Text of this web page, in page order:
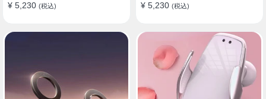
全機種対応
¥ 5,230 (税込)
イヤレス充電 スマホホルダー
¥ 5,230 (税込)